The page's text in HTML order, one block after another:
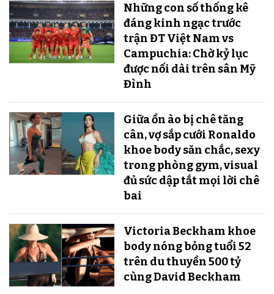
Những con số thống kê
đáng kinh ngạc trước
trận ĐT Việt Nam vs
Campuchia: Chờ kỷ lục
được nối dài trên sân Mỹ
Đình
Giữa ồn ào bị chê tăng
cân, vợ sắp cưới Ronaldo
khoe body săn chắc, sexy
trong phòng gym, visual
đủ sức dập tắt mọi lời chê
bai
Victoria Beckham khoe
body nóng bỏng tuổi 52
trên du thuyền 500 tỷ
cùng David Beckham